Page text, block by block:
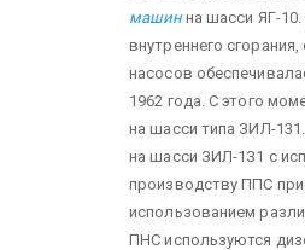
машинна шасси ЯГ-10.
внутреннего
насосов
1962 года. С этого
на шасси типа ЗИЛ-
на шасси ЗИЛ-1З1 с
производству ППС
использованием
ПНС используются